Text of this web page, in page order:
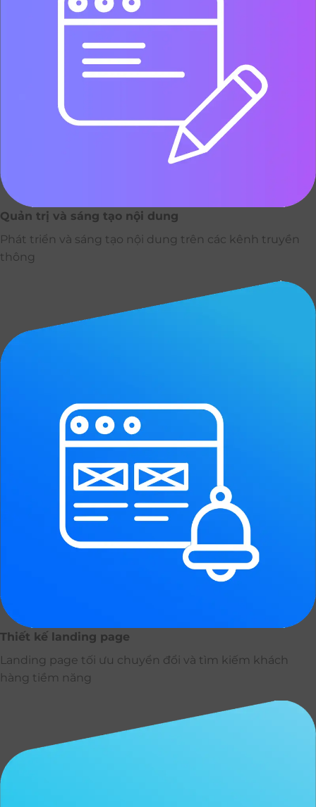
Quản trị và sáng tạo nội dung
Phát triển và sáng tạo nội dung trên các kênh truyền
thông
Thiết kế landing page
Landing page tối ưu chuyển đổi và tìm kiếm khách
hàng tiềm năng